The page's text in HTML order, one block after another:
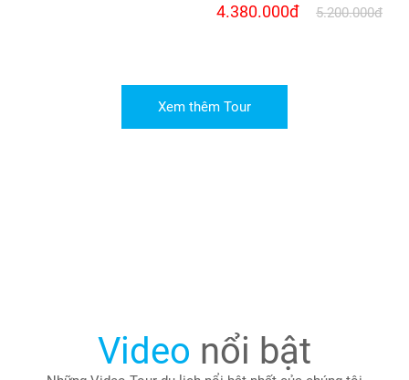
4.380.000đ 5.200.000đ
Xem thêm Tour
Video nổi bật